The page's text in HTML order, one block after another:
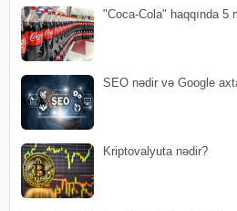
"Coca-Cola" haqqında 5
SEO nədir və Google
Kriptovalyuta nədir?